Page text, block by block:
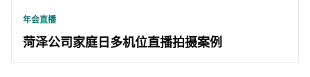
年会直播
菏泽公司家庭日多机位直播拍摄案例